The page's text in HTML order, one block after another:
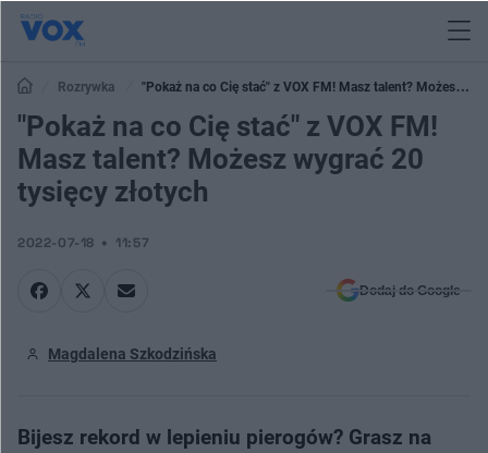
Rozrywka
"Pokaż na co Cię stać" z VOX FM! Masz talent? Możesz
wygrać 20 tysięcy złotych
"Pokaż na co Cię stać" z VOX FM!
Masz talent? Możesz wygrać 20
tysięcy złotych
2022-07-18 11:57
Dodaj do Google
Magdalena Szkodzińska
Bijesz rekord w lepieniu pierogów? Grasz na